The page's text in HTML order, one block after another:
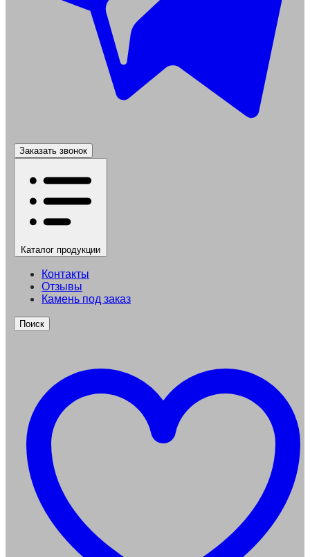
Заказать звонок
Каталог продукции
Контакты
Отзывы
Камень под заказ
Поиск